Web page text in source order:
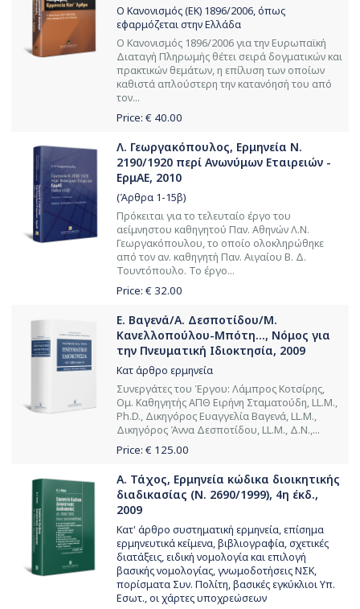
Ο Κανονισμός (ΕΚ) 1896/2006, όπως
εφαρμόζεται στην Ελλάδα
Ο Κανονισμός 1896/2006 για την Ευρωπαϊκή
Διαταγή Πληρωμής θέτει σειρά δογματικών και
πρακτικών θεμάτων, η επίλυση των οποίων
καθιστά απλούστερη την κατανόησή του από
τον...
Price: € 40.00
Λ. Γεωργακόπουλος, Ερμηνεία Ν.
2190/1920 περί Ανωνύμων Εταιρειών -
ΕρμΑΕ, 2010
(Άρθρα 1-15β)
Πρόκειται για το τελευταίο έργο του
αείμνηστου καθηγητού Παν. Αθηνών Λ.Ν.
Γεωργακόπουλου, το οποίο ολοκληρώθηκε
από τον αν. καθηγητή Παν. Αιγαίου Β. Δ.
Τουντόπουλο. Το έργο...
Price: € 32.00
Ε. Βαγενά/Α. Δεσποτίδου/Μ.
Κανελλοπούλου-Μπότη..., Νόμος για
την Πνευματική Ιδιοκτησία, 2009
Κατ άρθρο ερμηνεία
Συνεργάτες του Έργου: Λάμπρος Κοτσίρης,
Ομ. Καθηγητής ΑΠΘ Ειρήνη Σταματούδη, LL.M.,
Ph.D., Δικηγόρος Ευαγγελία Βαγενά, LL.M.,
Δικηγόρος Άννα Δεσποτίδου, LL.M., Δ.Ν.,...
Price: € 125.00
Α. Τάχος, Ερμηνεία κώδικα διοικητικής
διαδικασίας (Ν. 2690/1999), 4η έκδ.,
2009
Κατ' άρθρο συστηματική ερμηνεία, επίσημα
ερμηνευτικά κείμενα, βιβλιογραφία, σχετικές
διατάξεις, ειδική νομολογία και επιλογή
βασικής νομολογίας, γνωμοδοτήσεις ΝΣΚ,
πορίσματα Συν. Πολίτη, βασικές εγκύκλιοι Υπ.
Εσωτ., οι χάρτες υποχρεώσεων